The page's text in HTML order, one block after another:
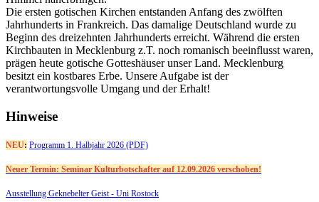
Die ersten gotischen Kirchen entstanden Anfang des zwölften
Jahrhunderts in Frankreich. Das damalige Deutschland wurde zu
Beginn des dreizehnten Jahrhunderts erreicht. Während die ersten
Kirchbauten in Mecklenburg z.T. noch romanisch beeinflusst waren,
prägen heute gotische Gotteshäuser unser Land. Mecklenburg
besitzt ein kostbares Erbe. Unsere Aufgabe ist der
verantwortungsvolle Umgang und der Erhalt!
Hinweise
NEU: Programm 1. Halbjahr 2026 (PDF)
Neuer Termin: Seminar Kulturbotschafter auf 12.09.2026 verschoben!
Ausstellung Geknebelter Geist - Uni Rostock